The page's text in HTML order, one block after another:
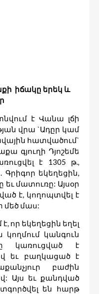
իճակը երեկ և
է Վանա լճի
վրա `Ադըր կամ
հատվածում`
գյուղի Դյոշեմե
է 1305 թ.,
Գրիգոր եկեղեցին,
եւ մատուռը: Այսօր
է, կողոպտվել է
մեծ մաս:
որ եկեղեցին եղել
կողմում կանգուն
կառուցված է
եւ բաղկացած է
բաժին
Այս եւ քանդված
են հարթ